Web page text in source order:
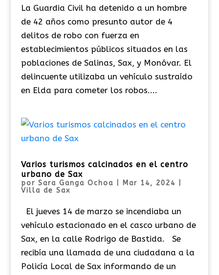
La Guardia Civil ha detenido a un hombre
de 42 años como presunto autor de 4
delitos de robo con fuerza en
establecimientos públicos situados en las
poblaciones de Salinas, Sax, y Monóvar. El
delincuente utilizaba un vehículo sustraído
en Elda para cometer los robos....
Varios turismos calcinados en el centro
urbano de Sax
por Sara Ganga Ochoa Mar 14, 2024
Villa de Sax
El jueves 14 de marzo se incendiaba un
vehículo estacionado en el casco urbano de
Sax, en la calle Rodrigo de Bastida. Se
recibía una llamada de una ciudadana a la
Policía Local de Sax informando de un